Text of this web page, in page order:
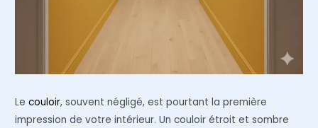
Lecouloir, souvent négligé, est pourtant la première
impression de votre intérieur. Un couloir étroit et sombre